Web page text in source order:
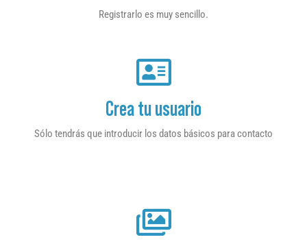
Registrarlo es muy sencillo.
Crea tu usuario
Sólo tendrás que introducir los datos básicos para contacto